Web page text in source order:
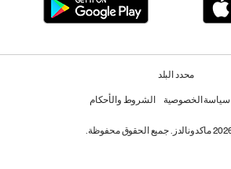
محدد البلد
سياسة الخصوصية الشروط والأحكام